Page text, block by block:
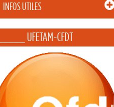
INFOS UTILES
_____ UFETAM-CFDT